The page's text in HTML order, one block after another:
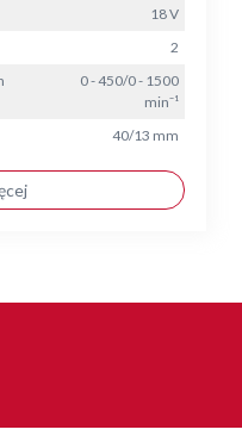
18 V
2
0 - 450/0 - 1500
min⁻¹
40/13 mm